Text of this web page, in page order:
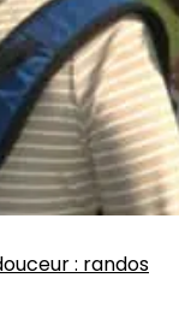
: randos